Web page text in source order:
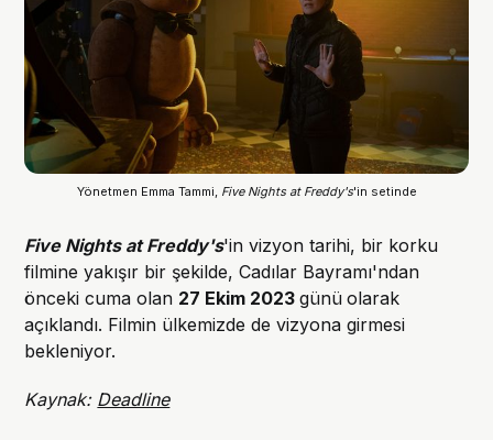
Yönetmen Emma Tammi, Five Nights at Freddy's'in setinde
Five Nights at Freddy's'in vizyon tarihi, bir korku
filmine yakışır bir şekilde, Cadılar Bayramı'ndan
önceki cuma olan 27 Ekim 2023günü olarak
açıklandı. Filmin ülkemizde de vizyona girmesi
bekleniyor.
Kaynak: Deadline